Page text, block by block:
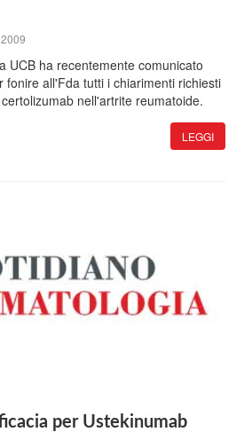
UCB ha recentemente comunicato
fonire all'Fda tutti i chiarimenti richiesti
nell'artrite reumatoide.
LEGGI
per Ustekinumab